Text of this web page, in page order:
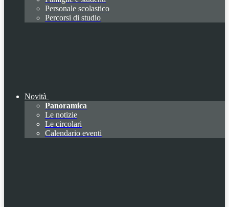
Personale scolastico
Percorsi di studio
Novità
Panoramica
Le notizie
Le circolari
Calendario eventi